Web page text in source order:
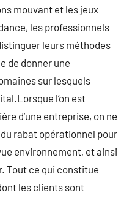
mouvant et les jeux
les professionnels
leurs méthodes
de donner une
sur lesquels
l’on est
d’une entreprise, on ne
rabat opérationnel pour
environnement, et ainsi
Tout ce qui constitue
les clients sont